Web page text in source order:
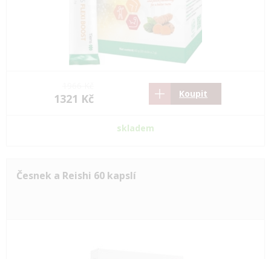
1321 Kč Koupit
skladem
Česnek a Reishi 60 kapslí